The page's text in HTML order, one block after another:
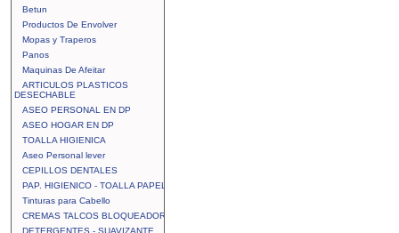
Betun
Productos De Envolver
Mopas y Traperos
Panos
Maquinas De Afeitar
ARTICULOS PLASTICOS
DESECHABLE
ASEO PERSONAL EN DP
ASEO HOGAR EN DP
TOALLA HIGIENICA
Aseo Personal lever
CEPILLOS DENTALES
PAP. HIGIENICO - TOALLA PAPEL
Tinturas para Cabello
CREMAS TALCOS BLOQUEADOR
DETERGENTES - SUAVIZANTE